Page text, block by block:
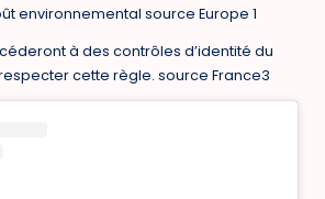
environnemental source Europe 1
à des contrôles d’identité du
cette règle. source France3